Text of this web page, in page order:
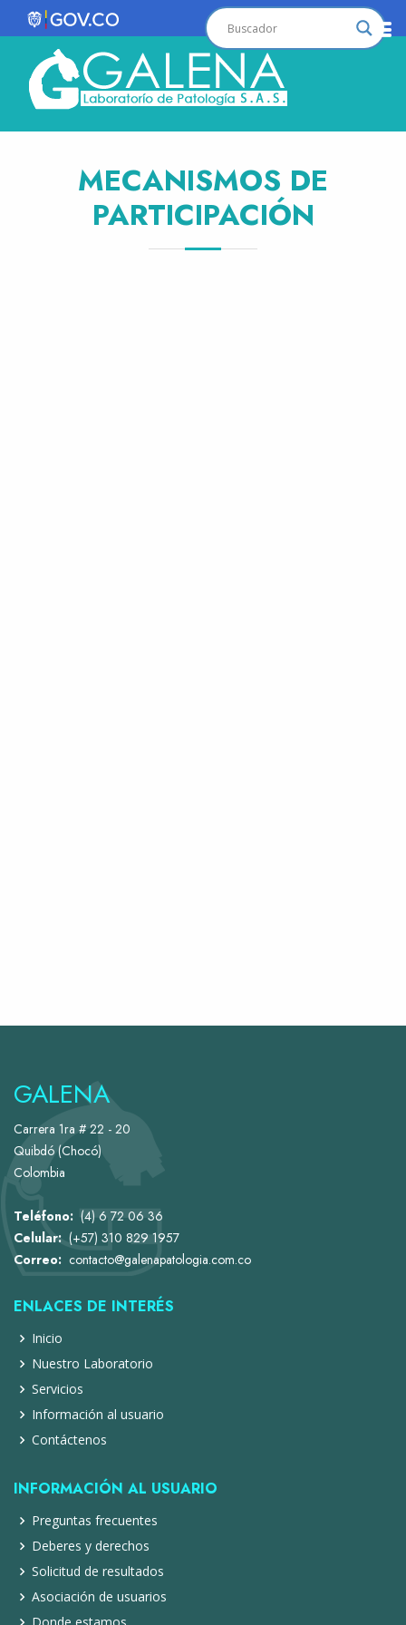
MECANISMOS DE
PARTICIPACIÓN
GALENA
Carrera 1ra # 22 - 20
Quibdó (Chocó)
Colombia
Teléfono: (4) 6 72 06 36
Celular: (+57) 310 829 1957
Correo: contacto@galenapatologia.com.co
ENLACES DE INTERÉS
Inicio
Nuestro Laboratorio
Servicios
Información al usuario
Contáctenos
INFORMACIÓN AL USUARIO
Preguntas frecuentes
Deberes y derechos
Solicitud de resultados
Asociación de usuarios